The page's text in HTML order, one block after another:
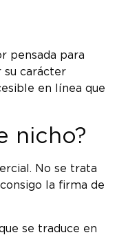
pensada para
su carácter
en línea que
nicho?
No se trata
la firma de
se traduce en